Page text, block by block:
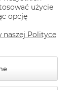
użycie
opcję
naszej Polityce